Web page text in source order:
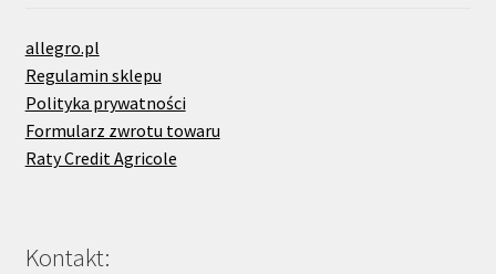
allegro.pl
Regulamin sklepu
Polityka prywatności
Formularz zwrotu towaru
Raty Credit Agricole
Kontakt: